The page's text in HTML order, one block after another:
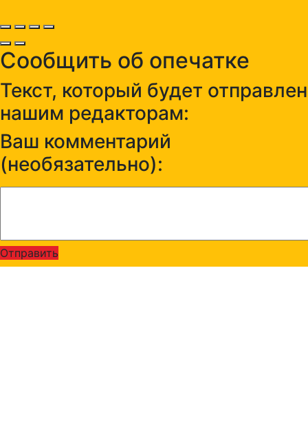
Сообщить об опечатке
Текст, который будет отправлен
нашим редакторам:
Ваш комментарий
(необязательно):
Отправить